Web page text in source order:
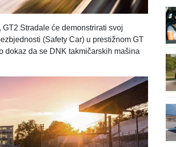
Stradale će demonstrirati svoj
(Safety Car) u prestižnom GT
dokaz da se DNK takmičarskih mašina